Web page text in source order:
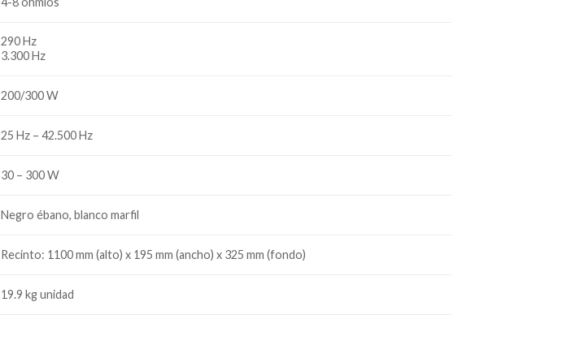
290 Hz
3.300 Hz
200/300 W
25 Hz – 42.500 Hz
30 – 300 W
Negro ébano, blanco marfil
Recinto: 1100 mm (alto) x 195 mm (ancho) x 325 mm (fondo)
19.9 kg unidad